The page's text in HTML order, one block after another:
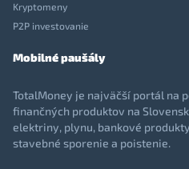
Kryptomeny
P2P investovanie
Mobilné paušály
TotalMoney je najväčší portál na
finančných produktov na
elektriny, plynu, bankové
stavebné sporenie a poistenie.